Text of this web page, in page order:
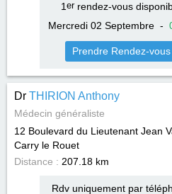
1 errendez-vous
Mercredi 02 Septembre-
Prendre Rendez-vous
Dr THIRION Anthony
Médecin généraliste
12 Boulevard du Lieutenant Jean
Carry le Rouet
Distance : 207.18 km
Rdv uniquement par